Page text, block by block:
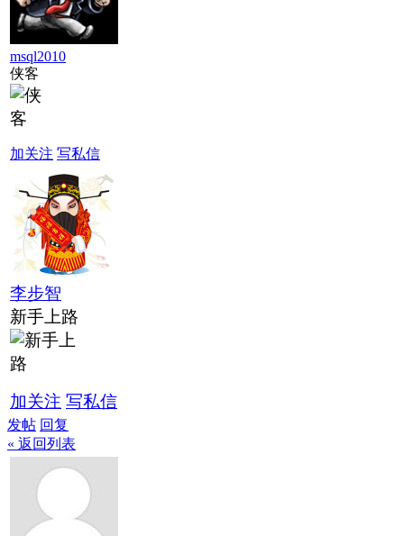
msql2010
侠客
加关注 写私信
李步智
新手上路
加关注 写私信
发帖 回复
« 返回列表